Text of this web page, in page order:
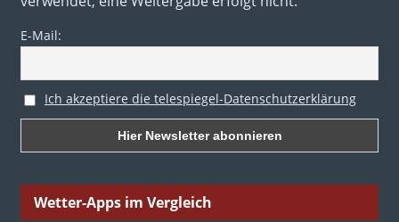
E-Mail:
Ich akzeptiere die telespiegel-Datenschutzerklärung
Wetter-Apps im Vergleich